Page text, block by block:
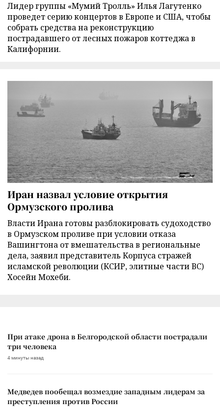
Лидер группы «Мумий Тролль» Илья Лагутенко
проведет серию концертов в Европе и США, чтобы
собрать средства на реконструкцию
пострадавшего от лесных пожаров коттеджа в
Калифорнии.
Иран назвал условие открытия
Ормузского пролива
Власти Ирана готовы разблокировать судоходство
в Ормузском проливе при условии отказа
Вашингтона от вмешательства в региональные
дела, заявил представитель Корпуса стражей
исламской революции (КСИР, элитные части ВС)
Хосейн Мохеби.
При атаке дрона в Белгородской области пострадали
три человека
4 минуты назад
Медведев пообещал возмездие западным лидерам за
преступления против России